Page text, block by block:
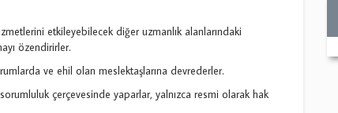
etkileyebilecek diğer uzmanlık alanlarındaki
özendirirler.
ve ehil olan meslektaşlarına devrederler.
çerçevesinde yaparlar, yalnızca resmi olarak hak